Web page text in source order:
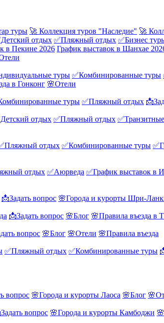
туры 🚀 Коллекция туров "Наследие" 🚀
отдых ✅Пляжный отдых ✅Бизнес
в Пекине 2026 График выставок в Шанхае
туры ✅Комбинированные туры
в Гонконг 🌸Отели
туры ✅Пляжный отдых
отдых ✅Пляжный отдых
отдых ✅Комбинированные туры
отдых ✅Аюрведа ✅График выставок в
📩Задать вопрос 🌸Города и курорты Шри-
📩Задать вопрос 🌸Блог 🌸Правила въезда в
вопрос 🌸Блог 🌸Отели 🌸Правила въезда
✅Пляжный отдых ✅Комбинированные туры
вопрос 🌸Города и курорты Лаоса 🌸Блог
вопрос 🌸Города и курорты Камбоджи